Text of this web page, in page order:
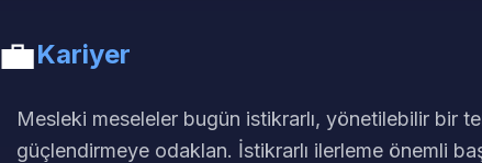
💼Kariyer
Mesleki meseleler bugün istikrarlı, yönetilebilir bir
güçlendirmeye odaklan. İstikrarlı ilerleme önemli